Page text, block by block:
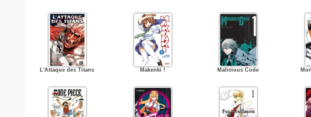
L'Attaque des Titans Makenki ! Malicious Code